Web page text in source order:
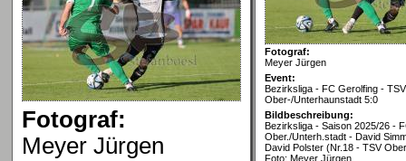
Fotograf:
Meyer Jürgen
Fotograf:
Meyer Jürgen
Event:
Bezirksliga - FC Gerolfing - TSV
Ober-/Unterhaunstadt 5:0
Bildbeschreibung:
Bezirksliga - Saison 2025/26 -
Ober./Unterh.stadt - David
David Polster (Nr.18 - TSV
Foto: Meyer Jürgen